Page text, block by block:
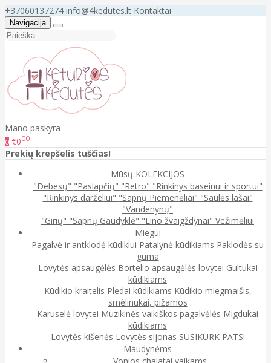
+37060137274 info@4kedutes.lt Kontaktai
Navigacija
Mano paskyra
0 €000
Prekių krepšelis tuščias!
Mūsų KOLEKCIJOS
"Debesų" "Paslapčių" "Retro" "Rinkinys baseinui ir sportui"
"Rinkinys darželiui" "Sapnų Piemenėliai" "Saulės lašai"
"Vandenynų"
"Girių" "Sapnų Gaudyklė" "Lino žvaigždynai" Vežimėliui
Miegui
Pagalvė ir antklodė kūdikiui Patalynė kūdikiams Paklodės su
guma
Lovytės apsaugėlės Bortelio apsaugėlės lovytei Gultukai
kūdikiams
Kūdikio kraitelis Pledai kūdikiams Kūdikio miegmaišis,
smėlinukai, pižamos
Karuselė lovytei Muzikinės vaikiškos pagalvėlės Migdukai
kūdikiams
Lovytės kišenės Lovytės sijonas SUSIKURK PATS!
Maudynėms
Vonios chalatai vaikams